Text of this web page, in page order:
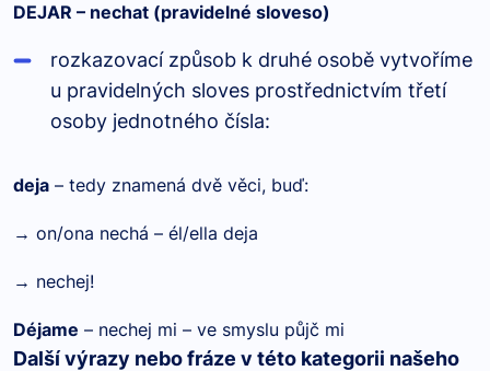
DEJAR – nechat (pravidelné sloveso)
rozkazovací způsob k druhé osobě vytvoříme
u pravidelných sloves prostřednictvím třetí
osoby jednotného čísla:
deja – tedy znamená dvě věci, buď:
→ on/ona nechá – él/ella deja
→ nechej!
Déjame – nechej mi – ve smyslu půjč mi
Další výrazy nebo fráze v této kategorii našeho